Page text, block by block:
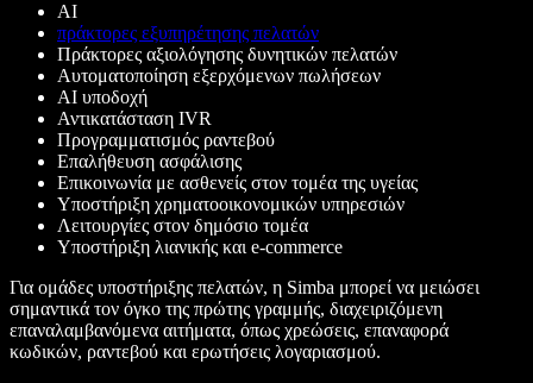
AI
πράκτορες εξυπηρέτησης πελατών
Πράκτορες αξιολόγησης δυνητικών πελατών
Αυτοματοποίηση εξερχόμενων πωλήσεων
AI υποδοχή
Αντικατάσταση IVR
Προγραμματισμός ραντεβού
Επαλήθευση ασφάλισης
Επικοινωνία με ασθενείς στον τομέα της υγείας
Υποστήριξη χρηματοοικονομικών υπηρεσιών
Λειτουργίες στον δημόσιο τομέα
Υποστήριξη λιανικής και e-commerce
Για ομάδες υποστήριξης πελατών, η Simba μπορεί να μειώσει
σημαντικά τον όγκο της πρώτης γραμμής, διαχειριζόμενη
επαναλαμβανόμενα αιτήματα, όπως χρεώσεις, επαναφορά
κωδικών, ραντεβού και ερωτήσεις λογαριασμού.